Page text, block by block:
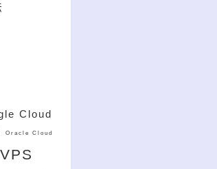
Cloud
Oracle Cloud
VPS